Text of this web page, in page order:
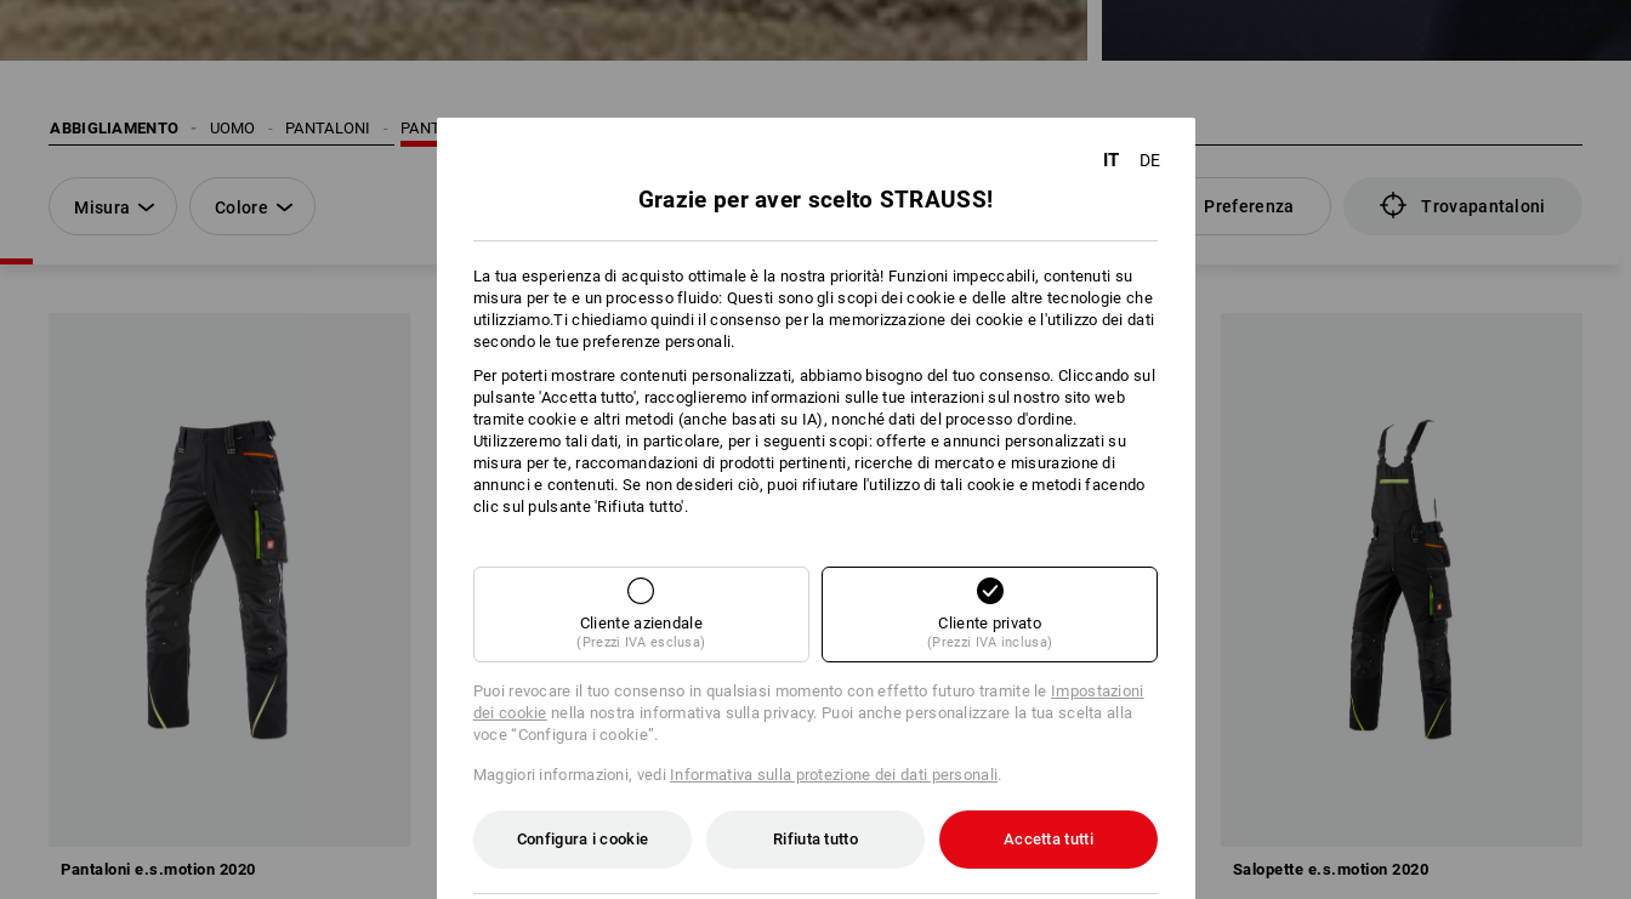
ABBIGLIAMENTO PANTALONI PROFESSIONALI
PANTALONI
UOMO
Misura Colore 93 Articoli Preferenza Trovapantaloni
Pantaloni e.s.motion 2020 Pantaloni e.s.motion Salopette e.s.motion 2020
IT DE
Grazie per aver scelto STRAUSS!
La tua esperienza di acquisto ottimale è la nostra priorità! Funzioni impeccabili, contenuti su
misura per te e un processo fluido: Questi sono gli scopi dei cookie e delle altre tecnologie che
utilizziamo.Ti chiediamo quindi il consenso per la memorizzazione dei cookie e l'utilizzo dei dati
secondo le tue preferenze personali.
Per poterti mostrare contenuti personalizzati, abbiamo bisogno del tuo consenso. Cliccando sul
pulsante 'Accetta tutto', raccoglieremo informazioni sulle tue interazioni sul nostro sito web
tramite cookie e altri metodi (anche basati su IA), nonché dati del processo d'ordine.
Utilizzeremo tali dati, in particolare, per i seguenti scopi: offerte e annunci personalizzati su
misura per te, raccomandazioni di prodotti pertinenti, ricerche di mercato e misurazione di
annunci e contenuti. Se non desideri ciò, puoi rifiutare l'utilizzo di tali cookie e metodi facendo
clic sul pulsante 'Rifiuta tutto'.
Cliente aziendale
(Prezzi IVA esclusa)
Cliente privato
(Prezzi IVA inclusa)
Puoi revocare il tuo consenso in qualsiasi momento con effetto futuro tramite le Impostazioni
dei cookie nella nostra informativa sulla privacy. Puoi anche personalizzare la tua scelta alla
voce “Configura i cookie”.
Maggiori informazioni, vedi Informativa sulla protezione dei dati personali.
Configura i cookie Rifiuta tutto Accetta tutti